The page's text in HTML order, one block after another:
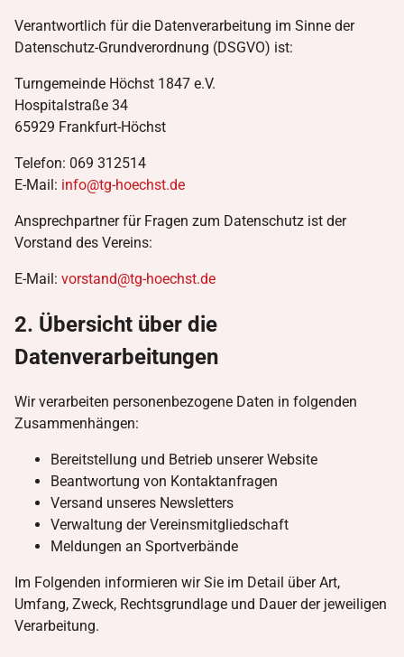
Verantwortlich für die Datenverarbeitung im Sinne der
Datenschutz-Grundverordnung (DSGVO) ist:
Turngemeinde Höchst 1847 e.V.
Hospitalstraße 34
65929 Frankfurt-Höchst
Telefon: 069 312514
E-Mail: info@tg-hoechst.de
Ansprechpartner für Fragen zum Datenschutz ist der
Vorstand des Vereins:
E-Mail: vorstand@tg-hoechst.de
2. Übersicht über die
Datenverarbeitungen
Wir verarbeiten personenbezogene Daten in folgenden
Zusammenhängen:
Bereitstellung und Betrieb unserer Website
Beantwortung von Kontaktanfragen
Versand unseres Newsletters
Verwaltung der Vereinsmitgliedschaft
Meldungen an Sportverbände
Im Folgenden informieren wir Sie im Detail über Art,
Umfang, Zweck, Rechtsgrundlage und Dauer der jeweiligen
Verarbeitung.